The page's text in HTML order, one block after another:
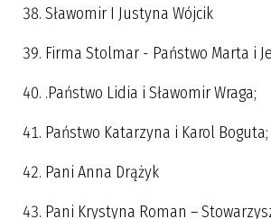
Sławomir I Justyna Wójcik
Firma Stolmar - Państwo Marta i
.Państwo Lidia i Sławomir Wraga;
Państwo Katarzyna i Karol Boguta;
Pani Anna Drążyk
Pani Krystyna Roman –